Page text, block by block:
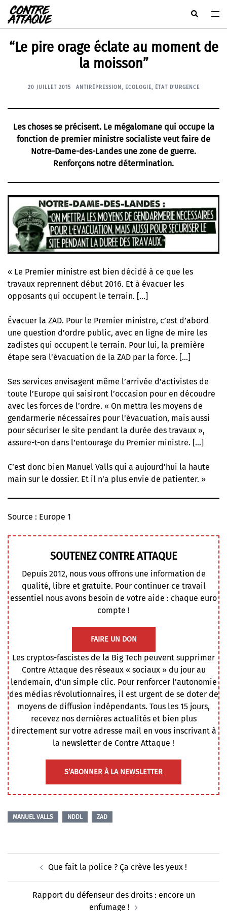
Aller
au
contenu
Rechercher
“Le pire orage éclate au moment de
la moisson”
20 JUILLET 2015 ANTIRÉPRESSION , ECOLOGIE, ÉTAT D'URGENCE
Les choses se précisent. Le mégalomane qui occupe la
fonction de premier ministre socialiste veut faire de
Notre-Dame-des-Landes une zone de guerre.
Renforçons notre détermination.
« Le Premier ministre est bien décidé à ce que les
travaux reprennent début 2016. Et à évacuer les
opposants qui occupent le terrain. […]
Évacuer la ZAD. Pour le Premier ministre, c’est d’abord
une question d’ordre public, avec en ligne de mire les
zadistes qui occupent le terrain. Pour lui, la première
étape sera l’évacuation de la ZAD par la force. […]
Ses services envisagent même l’arrivée d’activistes de
toute l’Europe qui saisiront l’occasion pour en découdre
avec les forces de l’ordre. « On mettra les moyens de
gendarmerie nécessaires pour l’évacuation, mais aussi
pour sécuriser le site pendant la durée des travaux »,
assure-t-on dans l’entourage du Premier ministre. […]
C’est donc bien Manuel Valls qui a aujourd’hui la haute
main sur le dossier. Et il n’a plus envie de patienter. »
Source : Europe 1
SOUTENEZ CONTRE ATTAQUE
Depuis 2012, nous vous offrons une information de
qualité, libre et gratuite. Pour continuer ce travail
essentiel nous avons besoin de votre aide : chaque euro
compte !
FAIRE UN DON
Les cryptos-fascistes de la Big Tech peuvent supprimer
Contre Attaque des réseaux « sociaux » du jour au
lendemain, d’un simple clic. Pour renforcer l’autonomie
des médias révolutionnaires, il est urgent de se doter de
moyens de diffusion indépendants. Tous les 15 jours,
recevez nos dernières actualités et bien plus
directement sur votre adresse mail en vous inscrivant à
la newsletter de Contre Attaque !
S’ABONNER À LA NEWSLETTER
MANUEL VALLS NDDL ZAD
d’article Que fait la police ? Ça crève les yeux !
Rapport du défenseur des droits : encore un
enfumage !